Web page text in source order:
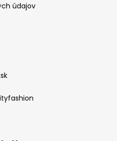
údajov